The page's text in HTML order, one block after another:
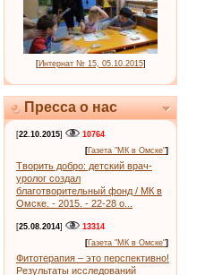
[Интернат № 15, 05.10.2015]
Пресса о нас
[22.10.2015]
10764
[Газета "МК в Омске"]
Творить добро: детский врач-
уролог создал
благотворительный фонд / МК в
Омске. - 2015. - 22-28 о...
[25.08.2014]
13314
[Газета "МК в Омске"]
Фитотерапия – это перспективно!
Результаты исследований